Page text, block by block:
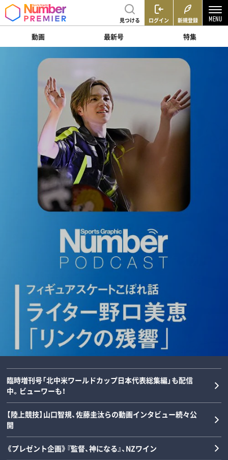
見つける ログイン 新規登録
動画 最新号 特集
「後出しじゃんけんの天才」阪神タイガー
剖…本人と中高時代恩師が語るマニアッ
クすぎる練習とは？《常葉橘高校》
2026/08/08
ダルビッシュの夏を終わらせた三塁手…
とは？《最強右腕「甲子園ラストゲーム」
の真実》
2026/08/07
「女の子が男装して校内へ!?」荒木大輔と
の夏の匂い”「早実は横浜と同じタイプで
した」《スペシャル対談》
2026/08/06
【甲子園】横浜高校の“歴代最強エース”は
る“背番号1”の条件「人間的には丹波し
かない」
2026/08/05
臨時増刊号「北中米ワールドカップ日本代表総集編」も配信
中。ビューワーも！
【陸上競技】山口智規、佐藤圭汰らの動画インタビュー続々公
開
《プレゼント企画》『監督、神になる』、NZワイン